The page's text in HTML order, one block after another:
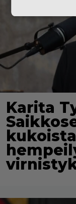
Karita